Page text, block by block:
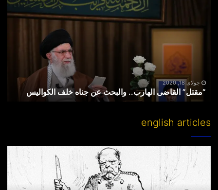
والبحث
جولای 18, 2020
“مقتل” القاضی الهارب.. والبحث عن جناه خلف الکوالیس
english articles
others’